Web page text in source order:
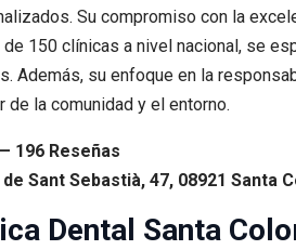
Su compromiso con la
150 clínicas a nivel nacional, se
Además, su enfoque en la
de la comunidad y el entorno.
196 Reseñas
Sant Sebastià, 47, 08921 Santa
Dental Santa